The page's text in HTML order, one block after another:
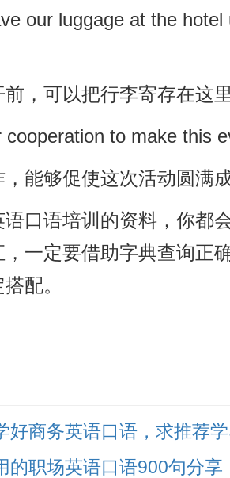
our luggage at the
，可以把行李寄存在这
cooperation to make this
能够促使这次活动圆满
口语培训的资料，你都
一定要借助字典查询正
配。
好商务英语口语，求推荐
的职场英语口语900句分